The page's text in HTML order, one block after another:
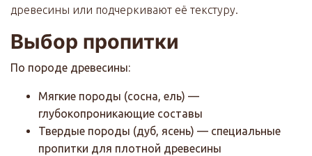
древесины или подчеркивают её текстуру.
Выбор пропитки
По породе древесины:
Мягкие породы (сосна, ель) —
глубокопроникающие составы
Твердые породы (дуб, ясень) — специальные
пропитки для плотной древесины